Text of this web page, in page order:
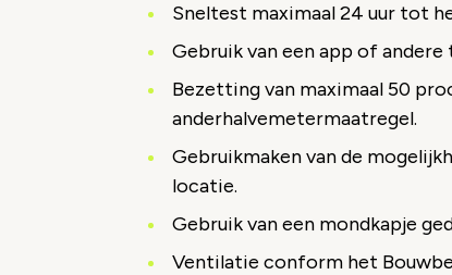
Sneltest maximaal 24 uur tot
Gebruik van een app of
Bezetting van maximaal 50
anderhalvemetermaatregel.
Gebruikmaken van de
locatie.
Gebruik van een mondkapje
Ventilatie conform het